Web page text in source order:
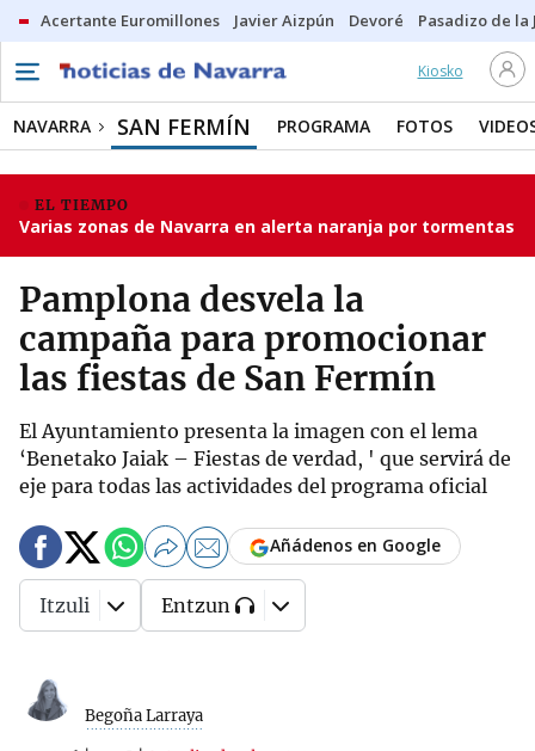
Acertante Euromillones Javier Aizpún Devoré Pasadizo de la
Kiosko
NAVARRA SAN FERMÍN PROGRAMA FOTOS
EL TIEMPO
Varias zonas de Navarra en alerta naranja por tormentas
Pamplona desvela la
campaña para promocionar
las fiestas de San Fermín
El Ayuntamiento presenta la imagen con el lema
‘Benetako Jaiak – Fiestas de verdad, ' que servirá de
eje para todas las actividades del programa oficial
Begoña Larraya
Añádenos en Google
Itzuli Entzun